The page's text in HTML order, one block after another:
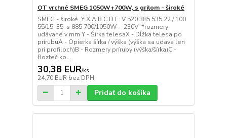
OT vrchné SMEG 1050W+700W, s grilom - široké
SMEG - široké Y X A B C D E V 520 385 535 22 / 100
55/15 35 s 885 700/1050W - 230V *rozmery
udávané v mm Y - Šírka telesaX - Dĺžka telesa po
prírubuA - Opierka šírka / výška (výška sa udava len
pri profiloch)B - Rozmery príruby (výška/šírka)C -
Rozteč ko...
30,38 EUR/ks
24,70 EUR bez DPH
Pridať do košíka